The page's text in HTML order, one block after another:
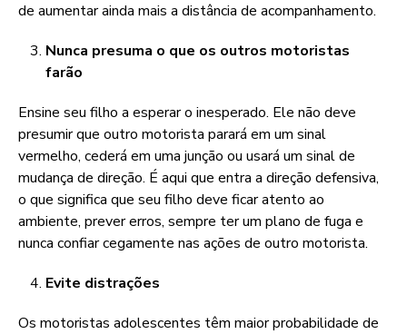
de aumentar ainda mais a distância de acompanhamento.
Nunca presuma o que os outros motoristas
farão
Ensine seu filho a esperar o inesperado. Ele não deve
presumir que outro motorista parará em um sinal
vermelho, cederá em uma junção ou usará um sinal de
mudança de direção. É aqui que entra a direção defensiva,
o que significa que seu filho deve ficar atento ao
ambiente, prever erros, sempre ter um plano de fuga e
nunca confiar cegamente nas ações de outro motorista.
Evite distrações
Os motoristas adolescentes têm maior probabilidade de